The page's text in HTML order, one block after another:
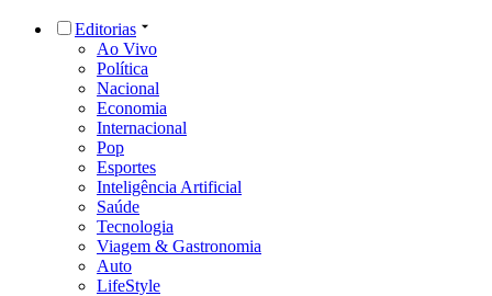
Editorias
Ao Vivo
Política
Nacional
Economia
Internacional
Pop
Esportes
Inteligência Artificial
Saúde
Tecnologia
Viagem & Gastronomia
Auto
LifeStyle